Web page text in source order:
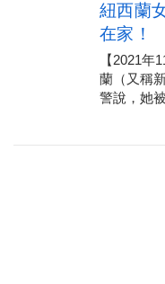
紐西蘭
在家！
【2021
蘭（又稱
警說，她